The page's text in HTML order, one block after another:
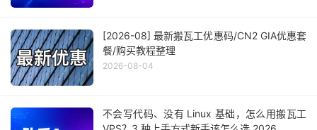
[2026-08] 最新搬瓦工优惠码/CN2 GIA优惠套
餐/购买教程整理
2026-08-04
不会写代码、没有 Linux 基础，怎么用搬瓦工